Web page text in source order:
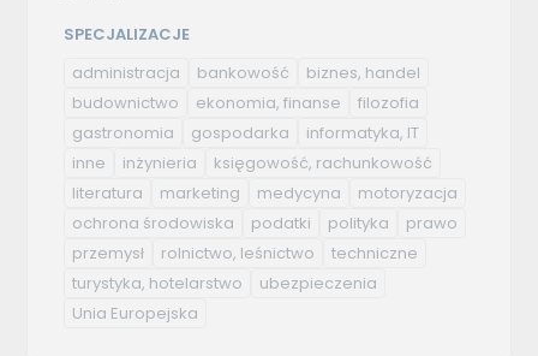
SPECJALIZACJE
administracja
bankowość
biznes, handel
budownictwo
ekonomia, finanse
filozofia
gastronomia
gospodarka
informatyka, IT
inne
inżynieria
księgowość, rachunkowość
literatura
marketing medycyna
motoryzacja
ochrona środowiska
podatki polityka
prawo
przemysł
rolnictwo, leśnictwo
techniczne
turystyka, hotelarstwo
ubezpieczenia
Unia Europejska